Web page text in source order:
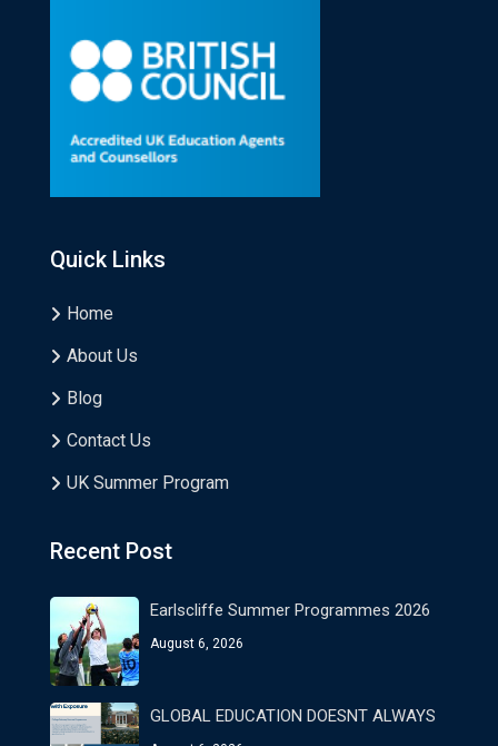
Quick Links
Home
About Us
Blog
Contact Us
UK Summer Program
Recent Post
Earlscliffe Summer Programmes 2026
August 6, 2026
GLOBAL EDUCATION DOESNT ALWAYS